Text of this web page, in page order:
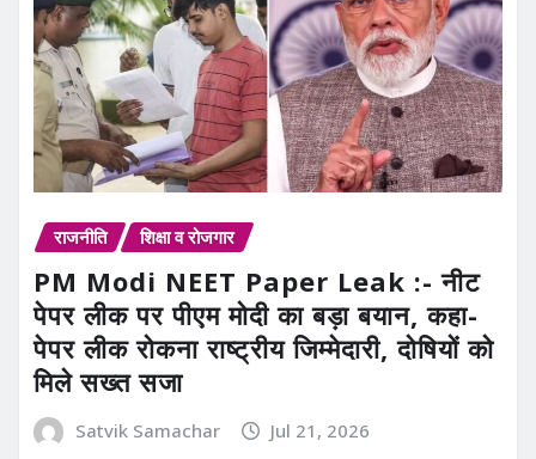
राजनीति शिक्षा व रोजगार
PM Modi NEET Paper Leak :- नीट
पेपर लीक पर पीएम मोदी का बड़ा बयान, कहा-
पेपर लीक रोकना राष्ट्रीय जिम्मेदारी, दोषियों को
मिले सख्त सजा
Satvik Samachar Jul 21, 2026